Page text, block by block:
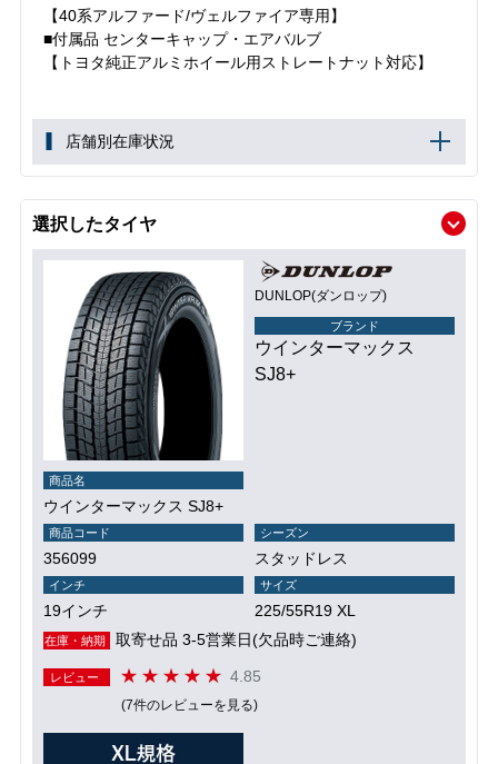
【40系アルファード/ヴェルファイア専用】
■付属品 センターキャップ・エアバルブ
【トヨタ純正アルミホイール用ストレートナット対応】
店舗別在庫状況
選択したタイヤ
DUNLOP(ダンロップ)
ブランド
ウインターマックス
SJ8+
商品名
ウインターマックス SJ8+
商品コード
356099
シーズン
スタッドレス
インチ
19インチ
サイズ
225/55R19 XL
在庫・納期 取寄せ品 3-5営業日(欠品時ご連絡)
レビュー 4.85
(7件のレビューを見る)